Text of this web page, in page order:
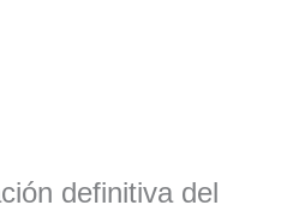
definitiva del